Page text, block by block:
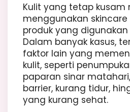
Kulit yang tetap kusam
menggunakan
produk yang
Dalam banyak kasus,
faktor lain yang
kulit, seperti
paparan sinar
barrier, kurang tidur,
yang kurang sehat.